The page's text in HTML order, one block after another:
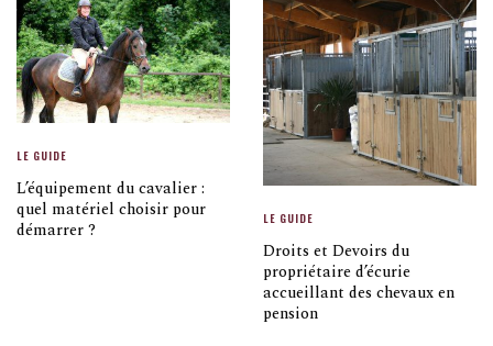
LE GUIDE
L’équipement du cavalier :
quel matériel choisir pour
démarrer ?
LE GUIDE
Droits et Devoirs du
propriétaire d’écurie
accueillant des chevaux en
pension